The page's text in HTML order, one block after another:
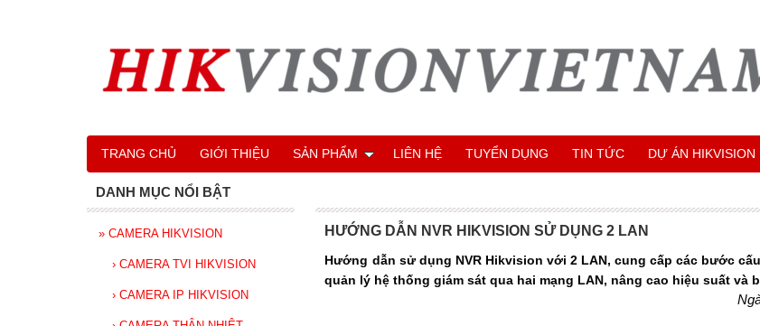
HƯỚNG DẪN NVR HIKVISION SỬ DỤNG 2 LAN
Hướng dẫn sử dụng NVR Hikvision với 2 LAN, cung cấp các bước
quản lý hệ thống giám sát qua hai mạng LAN, nâng cao hiệu suất và
DANH MỤC NỔI BẬT
» CAMERA HIKVISION
› CAMERA TVI HIKVISION
› CAMERA IP HIKVISION
TRANG CHỦ GIỚI THIỆU SẢN PHẨM LIÊN HỆ TUYỂN DỤNG TIN TỨC DỰ ÁN HIKVISION